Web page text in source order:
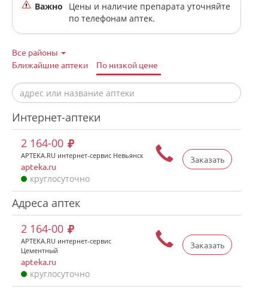
Важно
Цены и наличие препарата уточняйте
по телефонам аптек.
Все районы
Ближайшие аптеки
По низкой цене
Интернет-аптеки
Заказать
2 164-00
APTEKA.RU интернет-сервис Невьянск
apteka.ru
круглосуточно
Адреса аптек
Заказать
2 164-00
APTEKA.RU интернет-сервис
Цементный
apteka.ru
круглосуточно